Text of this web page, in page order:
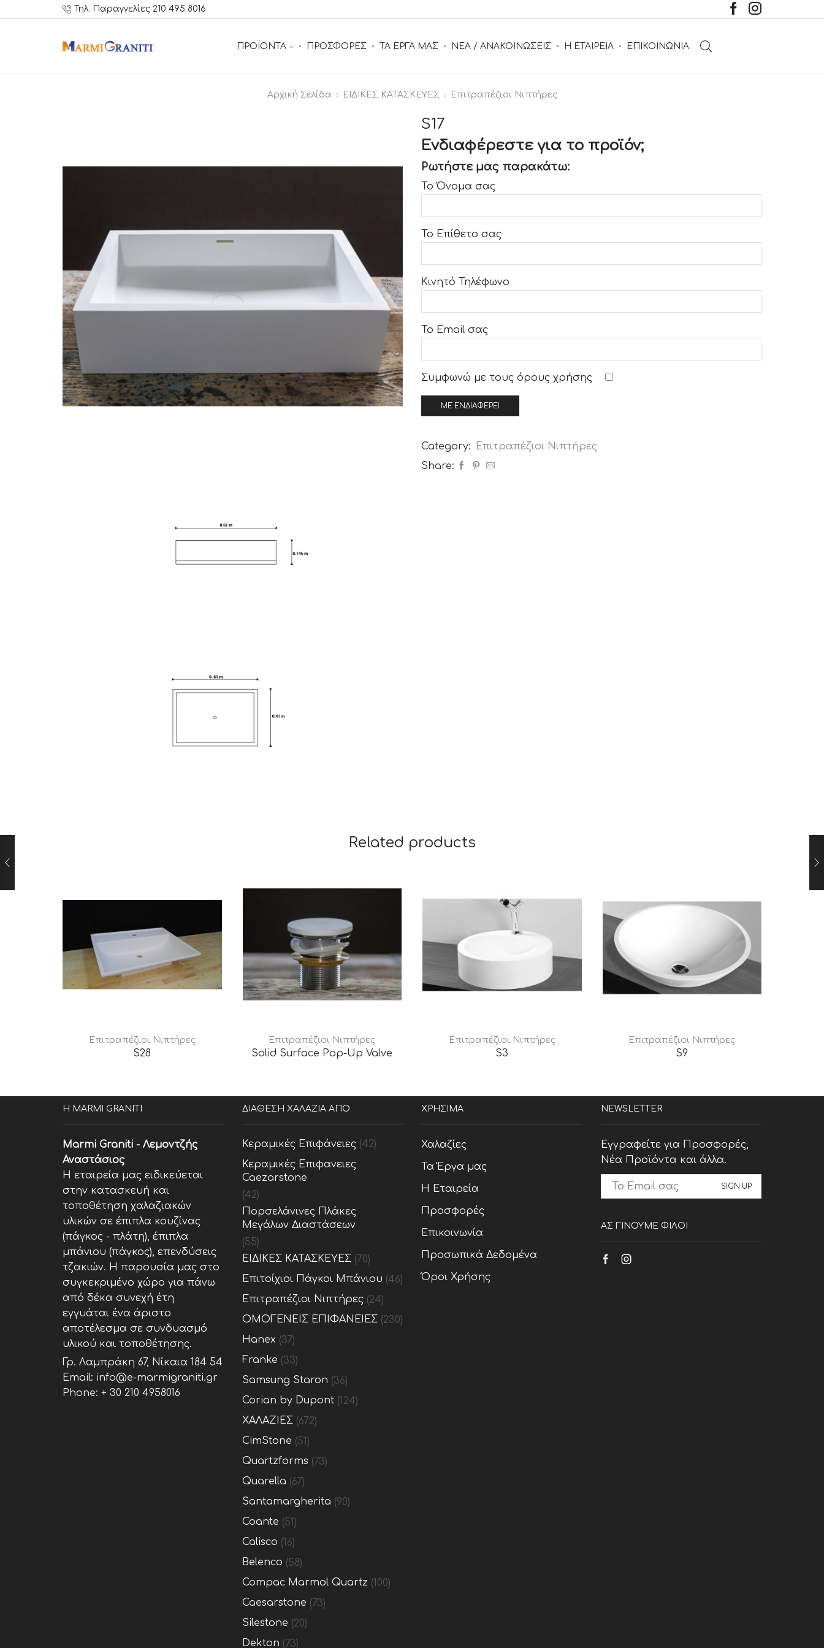
Τηλ. Παραγγελίες 210 495 8016
ΠΡΟΪΟΝΤΑ ΠΡΟΣΦΟΡΕΣ ΤΑ ΕΡΓΑ ΜΑΣ ΝΕΑ / ΑΝΑΚΟΙΝΩΣΕΙΣ Η ΕΤΑΙΡΕΙΑ ΕΠΙΚΟΙΝΩΝΙΑ
Αρχική Σελίδα ΕΙΔΙΚΕΣ ΚΑΤΑΣΚΕΥΕΣ Επιτραπέζιοι Νιπτήρες
S17
Ενδιαφέρεστε για το προϊόν;
Ρωτήστε μας παρακάτω:
Το Όνομα σας
Το Επίθετο σας
Κινητό Τηλέφωνο
Το Email σας
Συμφωνώ με τους όρους χρήσης
Category:
Επιτραπέζιοι Νιπτήρες
Share:
Related products
Επιτραπέζιοι Νιπτήρες
S28
Επιτραπέζιοι Νιπτήρες
Solid Surface Pop-Up Valve
Επιτραπέζιοι Νιπτήρες
S3
Επιτραπέζιοι Νιπτήρες
S9
Η MARMI GRANITI
Marmi Graniti - Λεμοντζής
Αναστάσιος
Η εταιρεία μας ειδικεύεται
στην κατασκευή και
τοποθέτηση χαλαζιακών
υλικών σε έπιπλα κουζίνας
(πάγκος - πλάτη), έπιπλα
μπάνιου (πάγκος), επενδύσεις
τζακιών. Η παρουσία μας στο
συγκεκριμένο χώρο για πάνω
από δέκα συνεχή έτη
εγγυάται ένα άριστο
αποτέλεσμα σε συνδυασμό
υλικού και τοποθέτησης.
Γρ. Λαμπράκη 67, Νίκαια 184 54
Email: info@e-marmigraniti.gr
Phone: + 30 210 4958016
ΔΙΑΘΕΣΗ ΧΑΛΑΖΙΑ ΑΠΟ
Κεραμικές Επιφάνειες (42)
Κεραμικές Επιφανειες
Caezarstone
(42)
Πορσελάνινες Πλάκες
Μεγάλων Διαστάσεων
(55)
ΕΙΔΙΚΕΣ ΚΑΤΑΣΚΕΥΕΣ (70)
Επιτοίχιοι Πάγκοι Μπάνιου (46)
Επιτραπέζιοι Νιπτήρες (24)
ΟΜΟΓΕΝΕΙΣ ΕΠΙΦΑΝΕΙΕΣ (230)
Hanex (37)
Franke (33)
Samsung Staron (36)
Corian by Dupont (124)
ΧΑΛΑΖΙΕΣ (672)
CimStone (51)
Quartzforms (73)
Quarella (67)
Santamargherita (90)
Coante (51)
Calisco (16)
Belenco (58)
Compac Marmol Quartz (100)
Caesarstone (73)
Silestone (20)
Dekton (73)
ΧΡΗΣΙΜΑ
Χαλαζίες
Τα Έργα μας
Η Εταιρεία
Προσφορές
Επικοινωνία
Προσωπικά Δεδομένα
Όροι Χρήσης
NEWSLETTER
Εγγραφείτε για Προσφορές,
Νέα Προϊόντα και άλλα.
ΑΣ ΓΙΝΟΥΜΕ ΦΙΛΟΙ
Facebook
Instagram